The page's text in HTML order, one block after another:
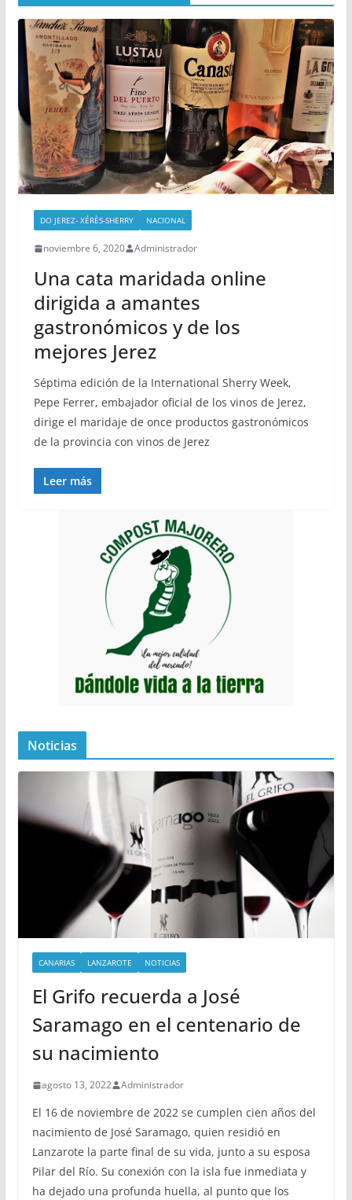
DO JEREZ- XÉRÈS-SHERRY NACIONAL
noviembre 6, 2020 Administrador
Una cata maridada online
dirigida a amantes
gastronómicos y de los
mejores Jerez
Séptima edición de la International Sherry Week,
Pepe Ferrer, embajador oficial de los vinos de Jerez,
dirige el maridaje de once productos gastronómicos
de la provincia con vinos de Jerez
Leer más
Noticias
CANARIAS LANZAROTE NOTICIAS
El Grifo recuerda a José
Saramago en el centenario de
su nacimiento
agosto 13, 2022 Administrador
El 16 de noviembre de 2022 se cumplen cien años del
nacimiento de José Saramago, quien residió en
Lanzarote la parte final de su vida, junto a su esposa
Pilar del Río. Su conexión con la isla fue inmediata y
ha dejado una profunda huella, al punto que los